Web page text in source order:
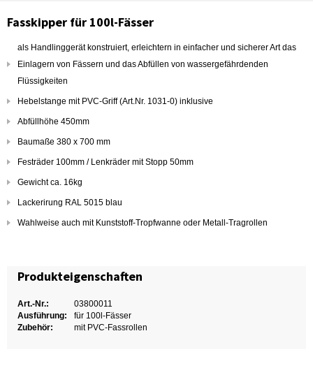
Fasskipper für 100l-Fässer
als Handlinggerät konstruiert, erleichtern in einfacher und sicherer Art das
Einlagern von Fässern und das Abfüllen von wassergefährdenden
Flüssigkeiten
Hebelstange mit PVC-Griff (Art.Nr. 1031-0) inklusive
Abfüllhöhe 450mm
Baumaße 380 x 700 mm
Festräder 100mm / Lenkräder mit Stopp 50mm
Gewicht ca. 16kg
Lackerirung RAL 5015 blau
Wahlweise auch mit Kunststoff-Tropfwanne oder Metall-Tragrollen
Produkteigenschaften
Art.-Nr.:
03800011
Ausführung:
für 100l-Fässer
Zubehör:
mit PVC-Fassrollen